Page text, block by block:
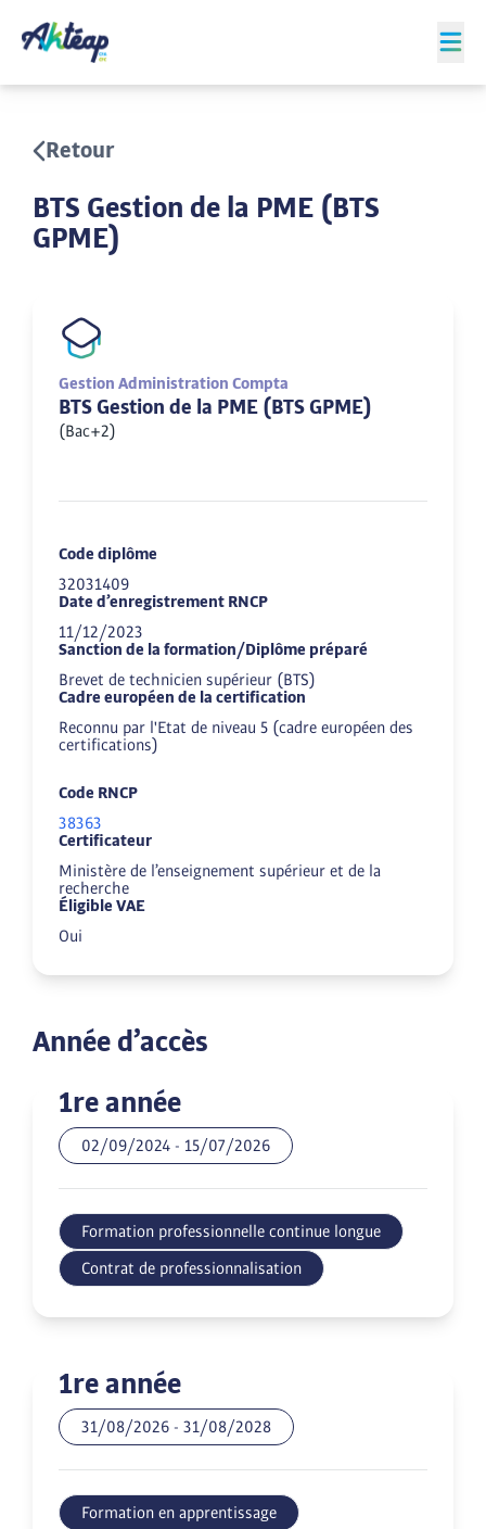
Retour
BTS Gestion de la PME (BTS
GPME)
Gestion Administration Compta
BTS Gestion de la PME (BTS GPME)
(Bac+2)
Code diplôme
32031409
Date d’enregistrement RNCP
11/12/2023
Sanction de la formation/Diplôme préparé
Brevet de technicien supérieur (BTS)
Cadre européen de la certification
Reconnu par l'Etat de niveau 5 (cadre européen des
certifications)
Code RNCP
38363
Certificateur
Ministère de l’enseignement supérieur et de la
recherche
Éligible VAE
Oui
Année d’accès
1re année
02/09/2024 - 15/07/2026
Formation professionnelle continue longue
Contrat de professionnalisation
1re année
31/08/2026 - 31/08/2028
Formation en apprentissage